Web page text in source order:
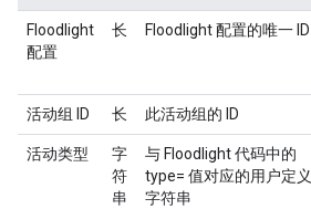
Floodlight
配置
长 Floodlight 配置的唯一 ID
活动组 ID 长 此活动组的 ID
活动类型
字
符
串
与 Floodlight 代码中的
type= 值对应的用户定义
字符串